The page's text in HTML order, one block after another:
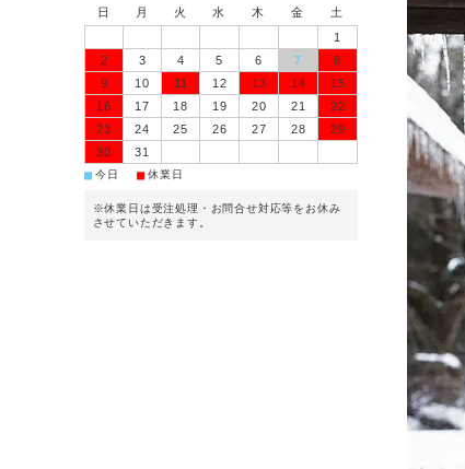
日 月 火 水 木 金
土
1
2
3 4 5 6 7
8
9
10 11 12 13 14
15
16
17 18 19 20 21
22
23
24 25 26 27 28
29
30
31
■今日 ■ 休業日
※休業日は受注処理・お問合せ対応等をお休み
させていただきます。